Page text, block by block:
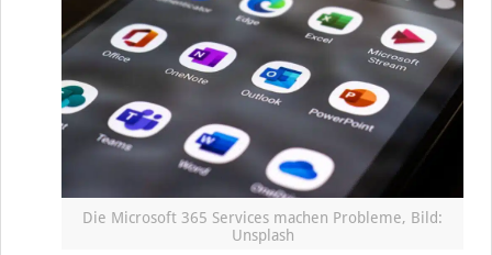
Die Microsoft 365 Services machen Probleme, Bild:
Unsplash